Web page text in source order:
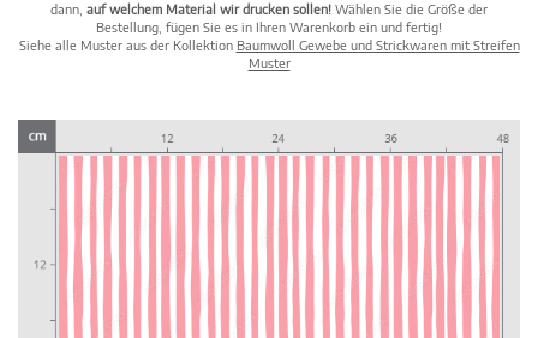
dann, auf welchem Material wir drucken sollen! Wählen Sie die Größe der
Bestellung, fügen Sie es in Ihren Warenkorb ein und fertig!
Siehe alle Muster aus der Kollektion Baumwoll Gewebe und Strickwaren mit Streifen
Muster